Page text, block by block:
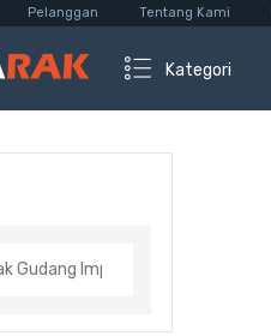
Pelanggan Tentang Kami
Kategori